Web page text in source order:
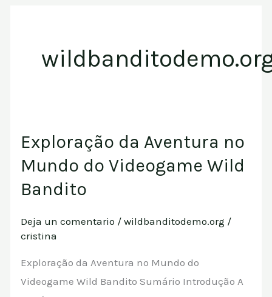
Exploração da Aventura no
Mundo do Videogame Wild
Bandito
Deja un comentario / wildbanditodemo.org /
cristina
Exploração da Aventura no Mundo do
Videogame Wild Bandito Sumário Introdução A
Exploração
da
no
do
Wild
Bandito